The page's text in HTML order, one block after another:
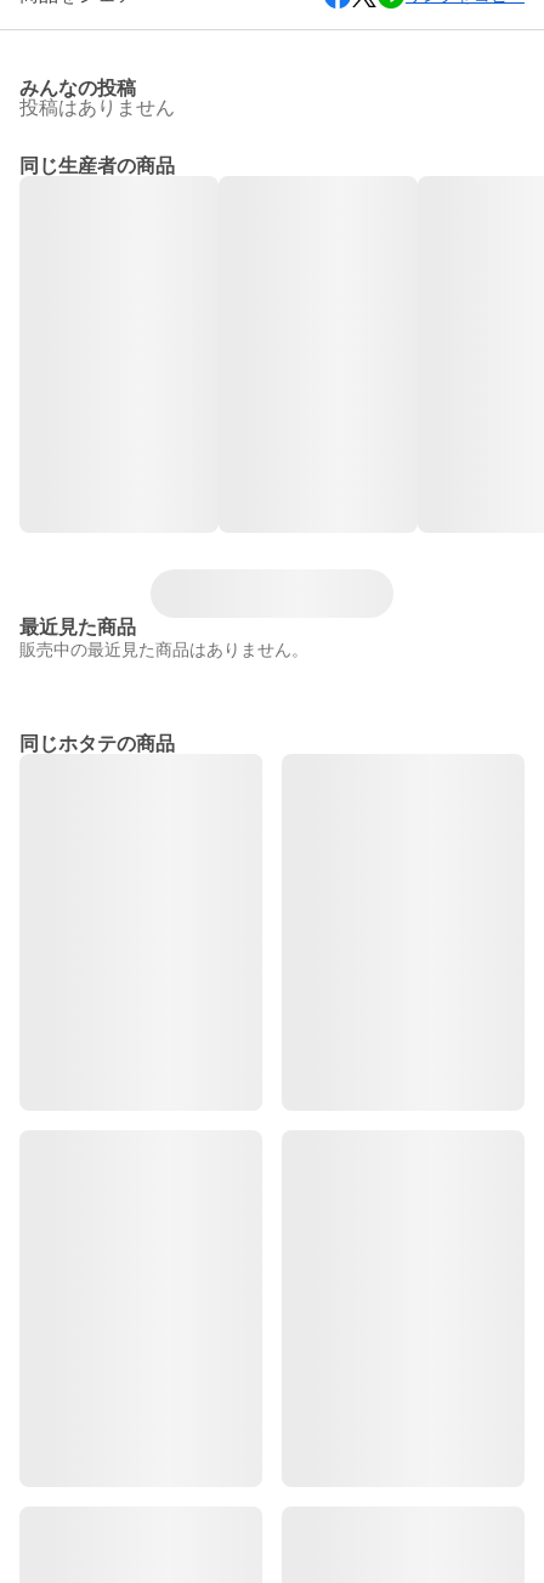
みんなの投稿
投稿はありません
同じ生産者の商品
最近見た商品
販売中の最近見た商品はありません。
同じホタテの商品